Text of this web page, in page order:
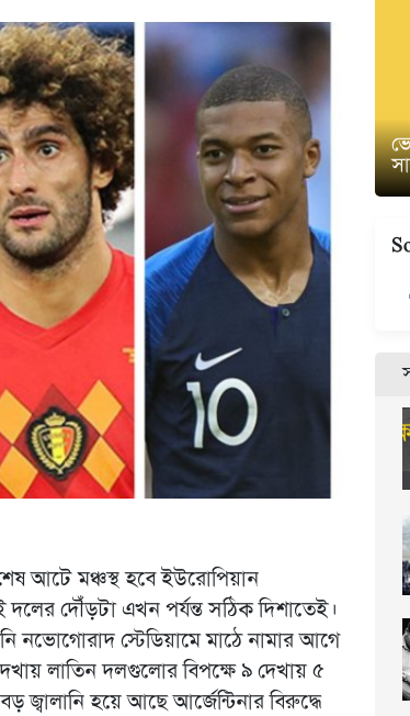
আটে মঞ্চস্থ হবে ইউরোপিয়ান
দলের দৌঁড়টা এখন পর্যন্ত সঠিক দিশাতেই।
স্টেডিয়ামে মাঠে নামার আগে
লাতিন দলগুলোর বিপক্ষে ৯ দেখায় ৫
জ্বালানি হয়ে আছে আর্জেন্টিনার বিরুদ্ধে